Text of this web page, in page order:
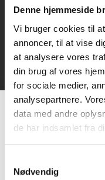
Denne hjemmeside
Vi bruger cookies til
annoncer, til at vise
at analysere vores
din brug af vores
for sociale medier,
analysepartnere.
data med andre
de har indsamlet fra
Nødvendig
Rødspætten er en
Tilmeld